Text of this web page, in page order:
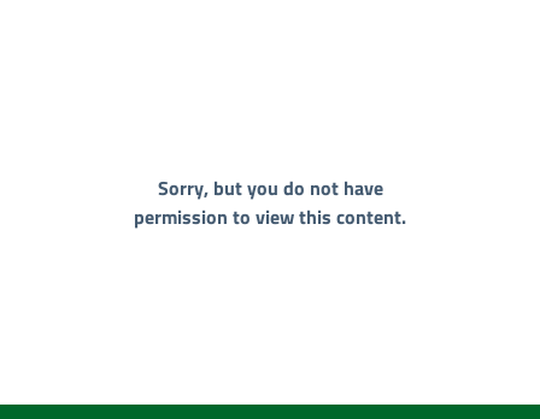
Sorry, but you do not have
permission to view this content.